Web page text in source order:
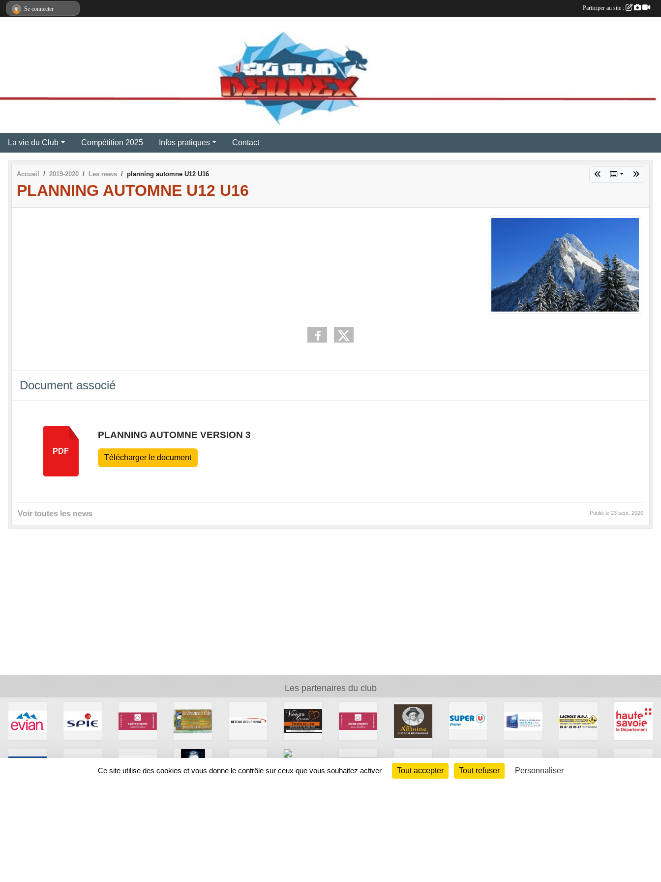
La vie du Club Compétition 2025 Infos pratiques Contact
Accueil 2019-2020 Les news planning automne U12 U16
PLANNING AUTOMNE U12 U16
Document associé
PDF
PLANNING AUTOMNE VERSION 3
Télécharger le document
Voir toutes les news Publié le 23 sept. 2020
Les partenaires du club
Se connecter Participer au site :
Panneau de gestion des cookies
Ce site utilise des cookies et vous donne le contrôle sur ceux que vous souhaitez activer Tout accepter Tout refuser Personnaliser